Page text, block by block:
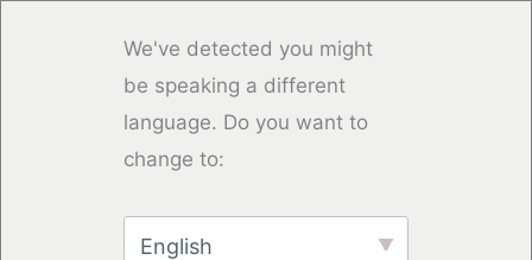
We've detected you might
be speaking a different
language. Do you want to
change to:
English